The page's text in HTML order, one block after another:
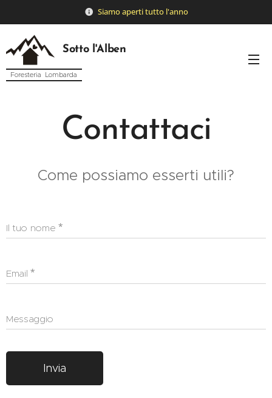
Siamoaperti tutto l'anno
Sotto l'Alben
Foresteria Lombarda
Contattaci
Come possiamo esserti utili?
Il tuo nome
Email
Messaggio
Invia